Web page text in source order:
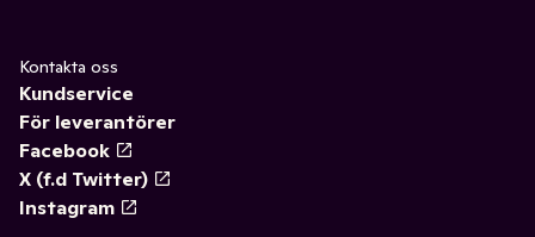
Kontakta oss
Kundservice
För leverantörer
Facebook
X (f.d Twitter)
Instagram